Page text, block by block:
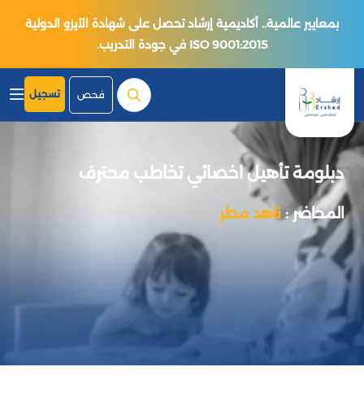
بمعايير عالمية.. أكاديمية إرشاد تحصل على شهادة الآيزو الدولية
ISO 9001:2015 في جودة التدريب.
فحص تسجيل
دبلومة تأهيل اخصائي تخاطب محترف
المحاضر : ناهد مطر